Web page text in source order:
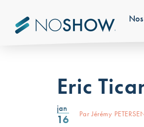
Eric
16
jan
Par Jérémy